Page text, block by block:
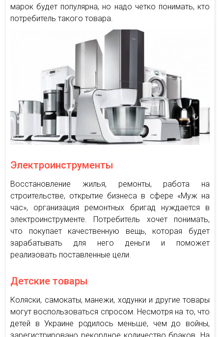
марок будет популярна, но надо четко понимать, кто
потребитель такого товара.
Электроинструменты
Восстановление жилья, ремонты, работа на
строительстве, открытие бизнеса в сфере «Муж на
час», организация ремонтных бригад нуждается в
электроинструменте. Потребитель хочет понимать,
что покупает качественную вещь, которая будет
зарабатывать для него деньги и поможет
реализовать поставленные цели.
Детские товары
Коляски, самокаты, манежи, ходунки и другие товары
могут воспользоваться спросом. Несмотря на то, что
детей в Украине родилось меньше, чем до войны,